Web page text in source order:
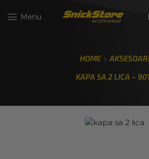
Menu
HOME
KAPA SA 2 LICA –